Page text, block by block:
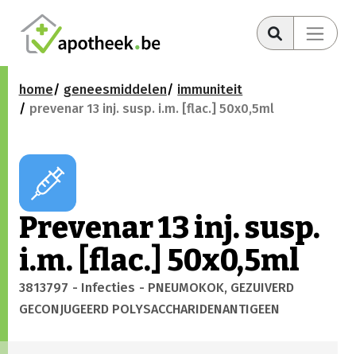
home geneesmiddelen
immuniteit
prevenar 13 inj. susp. i.m. [flac.] 50x0,5ml
Prevenar 13 inj. susp.
i.m. [flac.] 50x0,5ml
3813797 - Infecties - PNEUMOKOK, GEZUIVERD
GECONJUGEERD POLYSACCHARIDENANTIGEEN